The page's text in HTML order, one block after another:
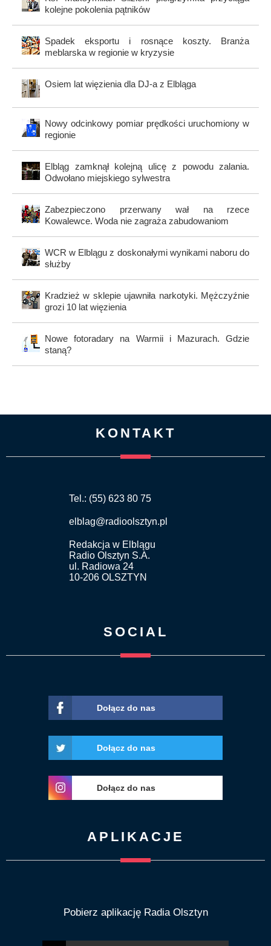
kolejne pokolenia pątników
Spadek eksportu i rosnące koszty. Branża
meblarska w regionie w kryzysie
Osiem lat więzienia dla DJ-a z Elbląga
Nowy odcinkowy pomiar prędkości uruchomiony w
regionie
Elbląg zamknął kolejną ulicę z powodu zalania.
Odwołano miejskiego sylwestra
Zabezpieczono przerwany wał na rzece
Kowalewce. Woda nie zagraża zabudowaniom
WCR w Elblągu z doskonałymi wynikami naboru do
służby
Kradzież w sklepie ujawniła narkotyki. Mężczyźnie
grozi 10 lat więzienia
Nowe fotoradary na Warmii i Mazurach. Gdzie
staną?
KONTAKT
Tel.: (55) 623 80 75
elblag@radioolsztyn.pl
Redakcja w Elblągu
Radio Olsztyn S.A.
ul. Radiowa 24
10-206 OLSZTYN
SOCIAL
Dołącz do nas
Dołącz do nas
Dołącz do nas
APLIKACJE
Pobierz aplikację Radia Olsztyn